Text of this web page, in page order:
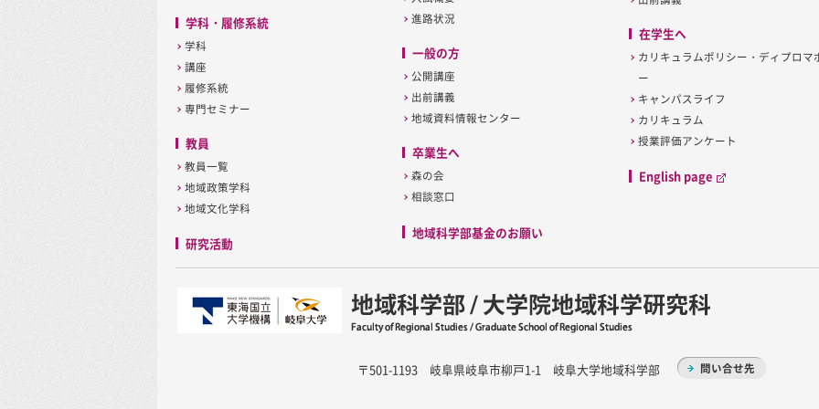
学科・履修系統
学科
講座
履修系統
専門セミナー
教員
教員一覧
地域政策学科
地域文化学科
研究活動
進路状況
一般の方
公開講座
出前講義
地域資料情報センター
卒業生へ
森の会
相談窓口
地域科学部基金のお願い
在学生へ
カリキュラムポリシー・ディプロマ
ー
キャンパスライフ
カリキュラム
授業評価アンケート
English page
〒501-1193 岐阜県岐阜市柳戸1-1 岐阜大学地域科学部 問い合せ先